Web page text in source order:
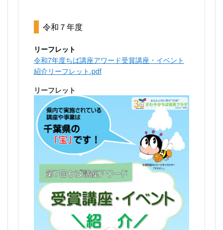
令和７年度
リーフレット
令和7年度ちば講座アワード受賞講座・イベント
紹介リーフレット.pdf
リーフレット